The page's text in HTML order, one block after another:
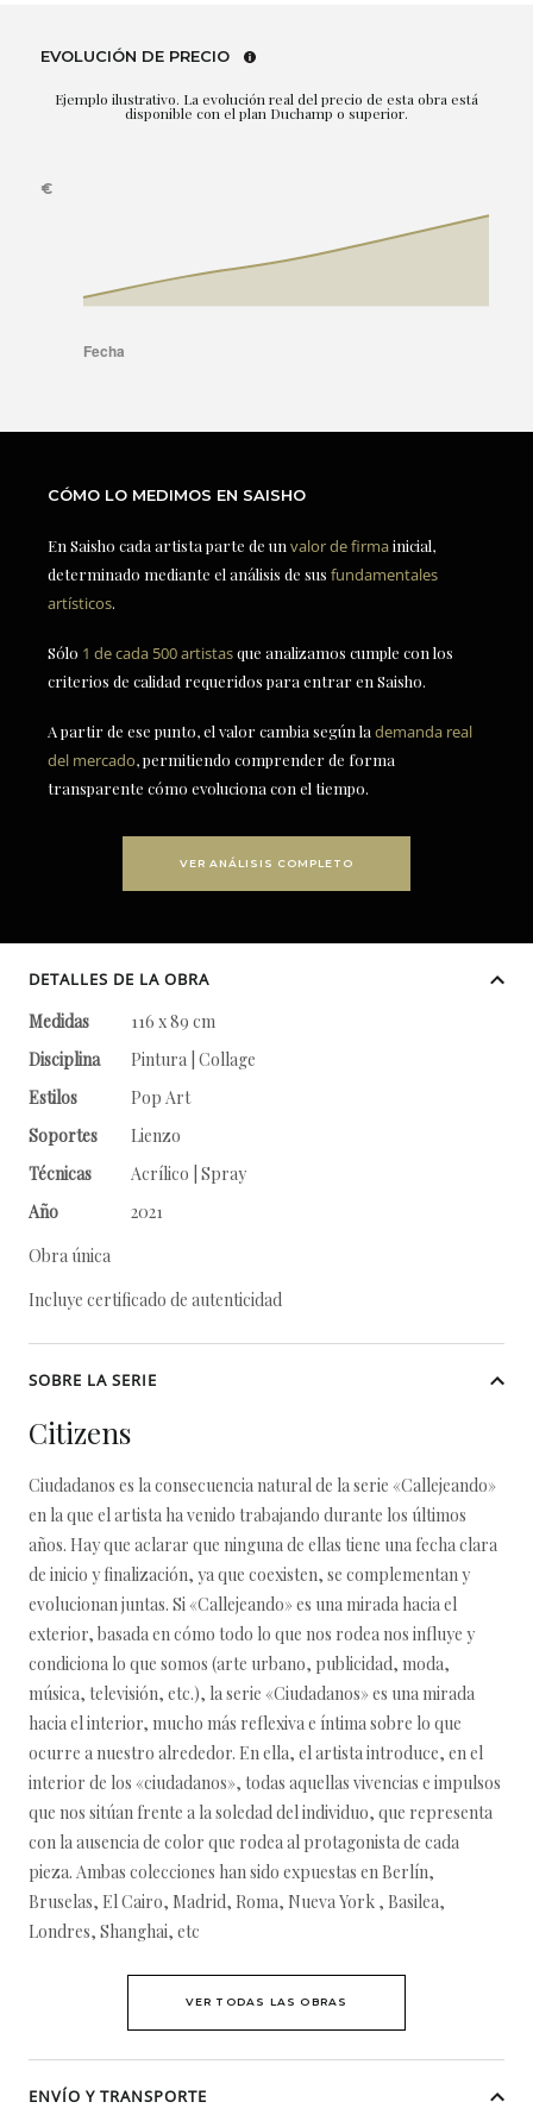
EVOLUCIÓN DE PRECIO
Ejemplo ilustrativo. La evolución real del precio de esta obra está
disponible con el plan Duchamp o superior.
CÓMO LO MEDIMOS EN SAISHO
En Saisho cada artista parte de un valor de firmainicial,
determinado mediante el análisis de sus fundamentales
artísticos.
Sólo 1 de cada 500 artistasque analizamos cumple con los
criterios de calidad requeridos para entrar en Saisho.
A partir de ese punto, el valor cambia según la demanda real
del mercado, permitiendo comprender de forma
transparente cómo evoluciona con el tiempo.
VER ANÁLISIS COMPLETO
DETALLES DE LA OBRA
Medidas
116 x 89 cm
Disciplina
Pintura | Collage
Estilos
Pop Art
Soportes
Lienzo
Técnicas
Acrílico | Spray
Año
2021
Obra única
Incluye certificado de autenticidad
SOBRE LA SERIE
Citizens
Ciudadanos es la consecuencia natural de la serie «Callejeando»
en la que el artista ha venido trabajando durante los últimos
años. Hay que aclarar que ninguna de ellas tiene una fecha clara
de inicio y finalización, ya que coexisten, se complementan y
evolucionan juntas. Si «Callejeando» es una mirada hacia el
exterior, basada en cómo todo lo que nos rodea nos influye y
condiciona lo que somos (arte urbano, publicidad, moda,
música, televisión, etc.), la serie «Ciudadanos» es una mirada
hacia el interior, mucho más reflexiva e íntima sobre lo que
ocurre a nuestro alrededor. En ella, el artista introduce, en el
interior de los «ciudadanos», todas aquellas vivencias e impulsos
que nos sitúan frente a la soledad del individuo, que representa
con la ausencia de color que rodea al protagonista de cada
pieza. Ambas colecciones han sido expuestas en Berlín,
Bruselas, El Cairo, Madrid, Roma, Nueva York , Basilea,
Londres, Shanghai, etc
VER TODAS LAS OBRAS
ENVÍO Y TRANSPORTE